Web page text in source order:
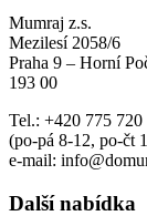
Mumraj z.s.
Mezilesí 2058/6
Praha 9 – Horní
193 00
Tel.: +420 775 720
(po-pá 8-12, po-čt
e-mail:
Další nabídka